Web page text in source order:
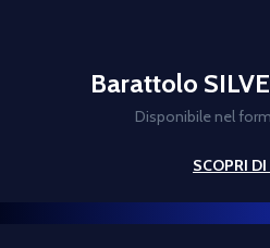
Barattolo
Disponibile nel
SCOPRI DI